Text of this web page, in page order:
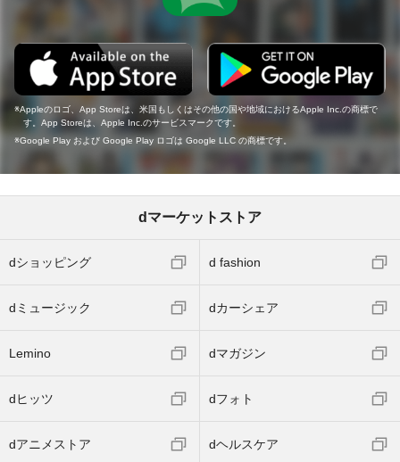
Appleのロゴ、App Storeは、米国もしくはその他の国や地域におけるApple Inc.の商標で
す。App Storeは、Apple Inc.のサービスマークです。
Google Play および Google Play ロゴは Google LLC の商標です。
dマーケットストア
dショッピング d fashion
dミュージック dカーシェア
Lemino dマガジン
dヒッツ dフォト
dアニメストア dヘルスケア